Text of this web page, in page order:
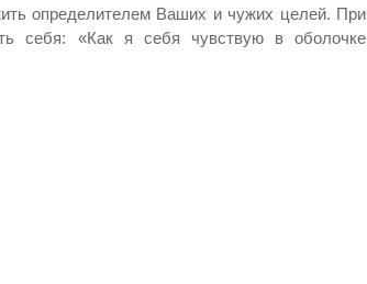
определителем Ваших и чужих целей. При
себя: «Как я себя чувствую в оболочке